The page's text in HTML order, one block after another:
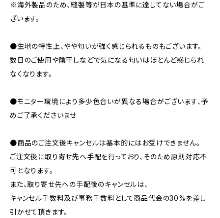
※海外製品のため、縫製等が日本の基準に達してない場合がご
ざいます。
●生地の特性上、やや匂いが強く感じられるものもございます。
数日のご使用や陰干しなどで気になる匂いはほとんど感じられ
なくなります。
●モニター環境により多少色合いが異なる場合がございます、予
めご了承くださいませ
●商品のご注文後キャンセルは基本的にはお受けできません。
ご注文後に取り寄せ先へ手配を行っており、そのため原則対応不
可となります。
また、取り寄せ先への手配後のキャンセルは、
キャンセル手数料及び事務手数料として商品代金の30%を差し
引かせて頂きます。